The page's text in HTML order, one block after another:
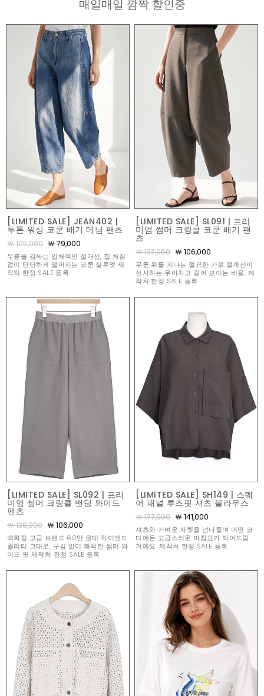
매일매일 깜짝 할인중
[LIMITED SALE] JEAN402 |
투톤 워싱 코쿤 배기 데님 팬츠
￦ 105,000 ￦ 79,000
무릎을 감싸는 입체적인 절개선, 힙 처짐
없이 단단하게 떨어지는 코쿤 실루엣 제
작처 한정 SALE 등록
[LIMITED SALE] SL091 | 프리
미엄 썸머 크링클 코쿤 배기 팬
츠
￦ 137,000 ￦ 106,000
무릎 위를 지나는 절묘한 가로 절개선이
선사하는 우아하고 길어 보이는 비율, 제
작처 한정 SALE 등록
[LIMITED SALE] SL092 | 프리
미엄 썸머 크링클 밴딩 와이드
팬츠
￦ 138,000 ￦ 106,000
백화점 고급 브랜드 60만 원대 하이엔드
퀄리티 그대로, 구김 없이 쾌적한 썸머 와
이드 핏 제작처 한정 SALE 등록
[LIMITED SALE] SH149 | 스퀘
어 패널 루즈핏 셔츠 블라우스
￦ 177,000 ￦ 141,000
셔츠와 가벼운 자켓을 넘나들며 어떤 코
디에든 고급스러운 마침표가 되어드릴
거예요. 제작처 한정 SALE 등록